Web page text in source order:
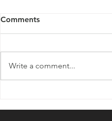
Comments
Write a comment...